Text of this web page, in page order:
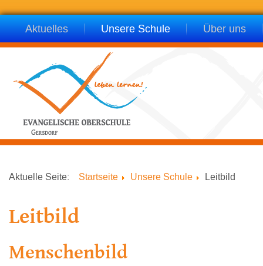
Aktuelles Unsere Schule Über uns
Aktuelle Seite: Startseite Unsere Schule Leitbild
Leitbild
Menschenbild